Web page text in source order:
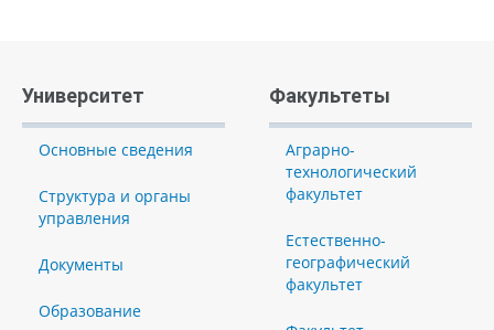
Университет
Основные сведения
Структура и органы
управления
Документы
Образование
Факультеты
Аграрно-
технологический
факультет
Естественно-
географический
факультет